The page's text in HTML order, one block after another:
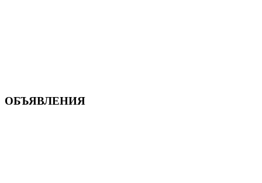
ОБЪЯВЛЕНИЯ